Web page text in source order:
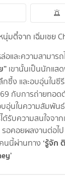
และความสามาร
เขานั้นเป็นนักแส
ซึ้ง และอบอุ่นในซี
กับการถ่ายทอด
บอุ่นในความสัมพั
ด้รับความสนใจจา
คอยผลงานต่อไป
นนี้ผ่านทาง ‘รู้จัก